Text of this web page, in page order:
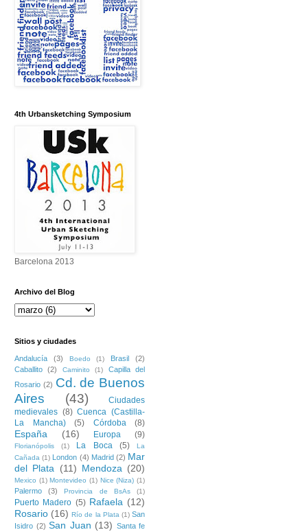
4th Urbansketching Symposium
Barcelona 2013
Archivo del Blog
Sitios y ciudades
Andalucía (3) Boedo (1) Brasil
(2)
Caballito
(2) Caminito (1)
Capilla del
Rosario (2) Cd. de Buenos
Aires
(43)
Ciudades
medievales (8) Cuenca (Castilla-
La Mancha)
(5) Córdoba (8)
España (16) Europa (9)
Florianópolis (1) La Boca (5)
La
Cañada (1) London (4) Madrid (2) Mar
del Plata (11) Mendoza (20)
Mexico (1) Montevideo (1) Nice (Niza) (1)
Palermo (3) Provincia de BsAs (1)
Puerto Madero (5) Rafaela (12)
Rosario (16) Río de la Plata (1) San
Isidro (2) San Juan (13) Santa fe